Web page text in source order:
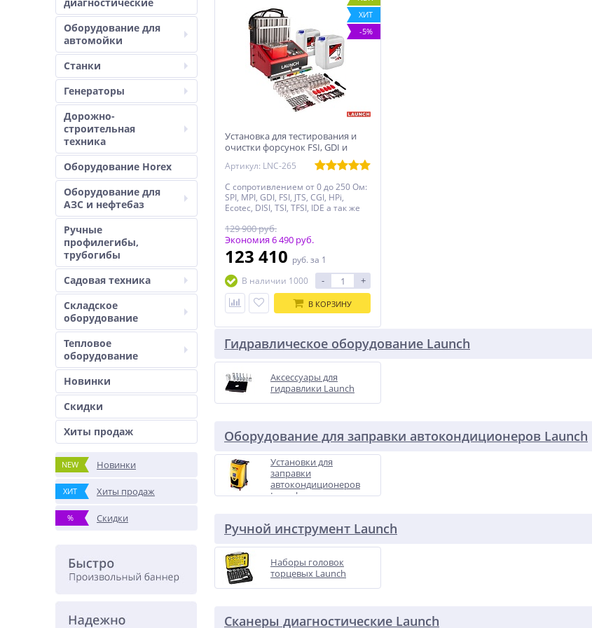
Оборудование для
автомойки
Станки
Генераторы
Дорожно-
строительная
техника
Оборудование Horex
Оборудование для
АЗС и нефтебаз
Ручные
профилегибы,
трубогибы
Садовая техника
Складское
оборудование
Тепловое
оборудование
Новинки
Скидки
Хиты продаж
NEW Новинки
ХИТ Хиты продаж
% Скидки
ХИТ
-5%
Установка для тестирования и
очистки форсунок FSI, GDI и
PIEZO Launch CNC-605+ LNC-265
Артикул: LNC-265
С сопротивлением от 0 до 250 Oм:
SPI, MPI, GDI, FSI, JTS, CGI, HPi,
Ecotec, DISI, TSI, TFSI, IDE а так же
129 900 руб.
Экономия 6 490 руб.
123 410 руб. за 1
В наличии 1000
- +
В КОРЗИНУ
Гидравлическое оборудование Launch
Аксессуары для
гидравлики Launch
Оборудование для заправки автокондиционеров Launch
Установки для
заправки
автокондиционеров
Launch
Ручной инструмент Launch
Наборы головок
торцевых Launch
Сканеры диагностические Launch